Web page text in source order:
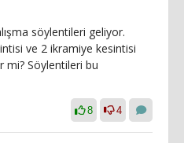
söylentileri geliyor.
ve 2 ikramiye kesintisi
mi? Söylentileri bu
8 4